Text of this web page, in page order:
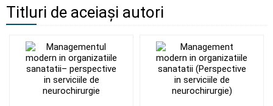
Titluri de aceiași autori